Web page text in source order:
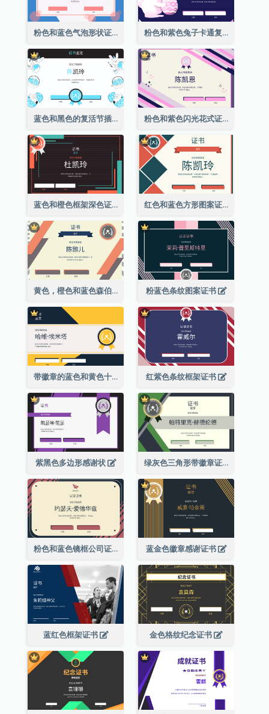
粉色和蓝色气泡形状证书 粉色和紫色兔子卡通复活节证书
蓝色和黑色的复活节插图证书 粉色和紫色闪光花式证书
蓝色和橙色框架深色证书 红色和蓝色方形图案证书
黄色，橙色和蓝色森伯斯特证书 粉蓝色条纹图案证书
带徽章的蓝色和黄色十年证书 红紫色条纹框架证书
紫黑色多边形感谢状 绿灰色三角形带徽章证书
粉色和蓝色镜框公司证书 蓝金色徽章感谢证书
蓝红色框架证书 金色格纹纪念证书